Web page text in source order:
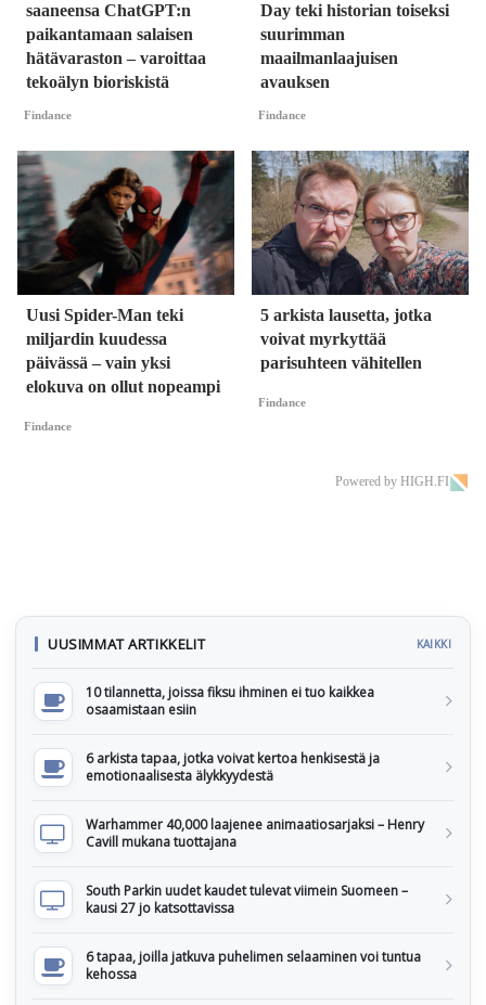
saaneensa ChatGPT:n
paikantamaan salaisen
hätävaraston – varoittaa
tekoälyn bioriskistä
Findance
Day teki historian toiseksi
suurimman
maailmanlaajuisen
avauksen
Findance
Uusi Spider-Man teki
miljardin kuudessa
päivässä – vain yksi
elokuva on ollut nopeampi
Findance
5 arkista lausetta, jotka
voivat myrkyttää
parisuhteen vähitellen
Findance
Powered by HIGH.FI
UUSIMMAT ARTIKKELIT KAIKKI
10 tilannetta, joissa fiksu ihminen ei tuo kaikkea
osaamistaan esiin
6 arkista tapaa, jotka voivat kertoa henkisestä ja
emotionaalisesta älykkyydestä
Warhammer 40,000 laajenee animaatiosarjaksi – Henry
Cavill mukana tuottajana
South Parkin uudet kaudet tulevat viimein Suomeen –
kausi 27 jo katsottavissa
6 tapaa, joilla jatkuva puhelimen selaaminen voi tuntua
kehossa